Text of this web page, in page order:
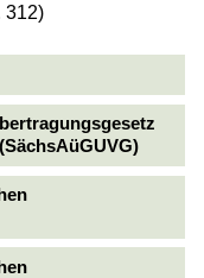
312)